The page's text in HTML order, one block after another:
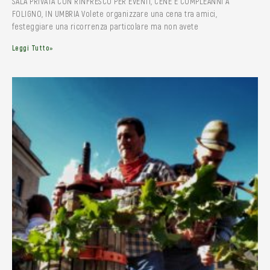
FOLIGNO, IN UMBRIA Volete organizzare una cena tra amici,
festeggiare una ricorrenza particolare ma non avete
Leggi Tutto»